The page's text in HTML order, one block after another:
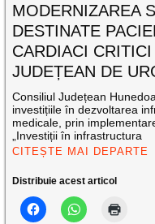
MODERNIZAREA
DESTINATE
CARDIACI
JUDEȚEAN DE
Consiliul Județean
investițiile în dezvoltarea
medicale, prin
„Investiții în infrastructura
CITEȘTE MAI DEPARTE
Distribuie acest articol